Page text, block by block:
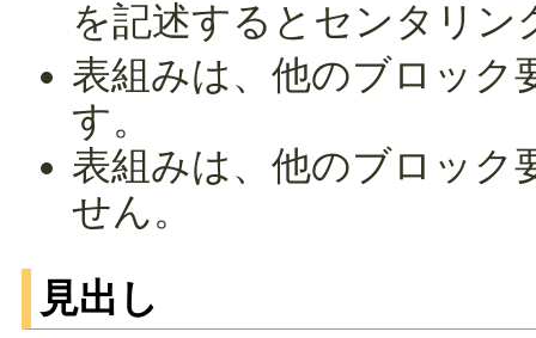
を記述するとセンタリン
表組みは、他のブロック
す。
表組みは、他のブロック
せん。
見出し